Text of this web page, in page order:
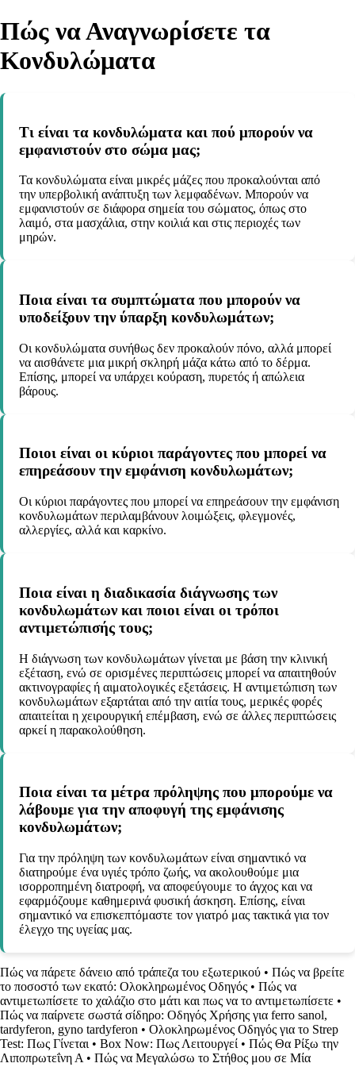
Πώς να Αναγνωρίσετε τα
Κονδυλώματα
Τι είναι τα κονδυλώματα και πού μπορούν να
εμφανιστούν στο σώμα μας;
Τα κονδυλώματα είναι μικρές μάζες που προκαλούνται από
την υπερβολική ανάπτυξη των λεμφαδένων. Μπορούν να
εμφανιστούν σε διάφορα σημεία του σώματος, όπως στο
λαιμό, στα μασχάλια, στην κοιλιά και στις περιοχές των
μηρών.
Ποια είναι τα συμπτώματα που μπορούν να
υποδείξουν την ύπαρξη κονδυλωμάτων;
Οι κονδυλώματα συνήθως δεν προκαλούν πόνο, αλλά μπορεί
να αισθάνετε μια μικρή σκληρή μάζα κάτω από το δέρμα.
Επίσης, μπορεί να υπάρχει κούραση, πυρετός ή απώλεια
βάρους.
Ποιοι είναι οι κύριοι παράγοντες που μπορεί να
επηρεάσουν την εμφάνιση κονδυλωμάτων;
Οι κύριοι παράγοντες που μπορεί να επηρεάσουν την εμφάνιση
κονδυλωμάτων περιλαμβάνουν λοιμώξεις, φλεγμονές,
αλλεργίες, αλλά και καρκίνο.
Ποια είναι η διαδικασία διάγνωσης των
κονδυλωμάτων και ποιοι είναι οι τρόποι
αντιμετώπισής τους;
Η διάγνωση των κονδυλωμάτων γίνεται με βάση την κλινική
εξέταση, ενώ σε ορισμένες περιπτώσεις μπορεί να απαιτηθούν
ακτινογραφίες ή αιματολογικές εξετάσεις. Η αντιμετώπιση των
κονδυλωμάτων εξαρτάται από την αιτία τους, μερικές φορές
απαιτείται η χειρουργική επέμβαση, ενώ σε άλλες περιπτώσεις
αρκεί η παρακολούθηση.
Ποια είναι τα μέτρα πρόληψης που μπορούμε να
λάβουμε για την αποφυγή της εμφάνισης
κονδυλωμάτων;
Για την πρόληψη των κονδυλωμάτων είναι σημαντικό να
διατηρούμε ένα υγιές τρόπο ζωής, να ακολουθούμε μια
ισορροπημένη διατροφή, να αποφεύγουμε το άγχος και να
εφαρμόζουμε καθημερινά φυσική άσκηση. Επίσης, είναι
σημαντικό να επισκεπτόμαστε τον γιατρό μας τακτικά για τον
έλεγχο της υγείας μας.
Πώς να πάρετε δάνειο από τράπεζα του εξωτερικού • Πώς να βρείτε
το ποσοστό των εκατό: Ολοκληρωμένος Οδηγός • Πώς να
αντιμετωπίσετε το χαλάζιο στο μάτι και πως να το αντιμετωπίσετε •
Πώς να παίρνετε σωστά σίδηρο: Οδηγός Χρήσης για ferro sanol,
tardyferon, gyno tardyferon • Ολοκληρωμένος Οδηγός για το Strep
Test: Πως Γίνεται • Box Now: Πως Λειτουργεί • Πώς Θα Ρίξω την
Λιποπρωτεΐνη Α • Πώς να Μεγαλώσω το Στήθος μου σε Μία